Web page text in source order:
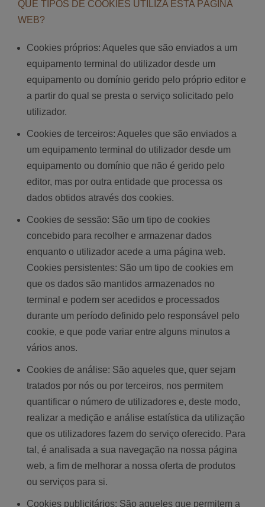
QUE TIPOS DE COOKIES UTILIZA ESTA PÁGINA
WEB?
Cookies próprios: Aqueles que são enviados a um
equipamento terminal do utilizador desde um
equipamento ou domínio gerido pelo próprio editor e
a partir do qual se presta o serviço solicitado pelo
utilizador.
Cookies de terceiros: Aqueles que são enviados a
um equipamento terminal do utilizador desde um
equipamento ou domínio que não é gerido pelo
editor, mas por outra entidade que processa os
dados obtidos através dos cookies.
Cookies de sessão: São um tipo de cookies
concebido para recolher e armazenar dados
enquanto o utilizador acede a uma página web.
Cookies persistentes: São um tipo de cookies em
que os dados são mantidos armazenados no
terminal e podem ser acedidos e processados
durante um período definido pelo responsável pelo
cookie, e que pode variar entre alguns minutos a
vários anos.
Cookies de análise: São aqueles que, quer sejam
tratados por nós ou por terceiros, nos permitem
quantificar o número de utilizadores e, deste modo,
realizar a medição e análise estatística da utilização
que os utilizadores fazem do serviço oferecido. Para
tal, é analisada a sua navegação na nossa página
web, a fim de melhorar a nossa oferta de produtos
ou serviços para si.
Cookies publicitários: São aqueles que permitem a